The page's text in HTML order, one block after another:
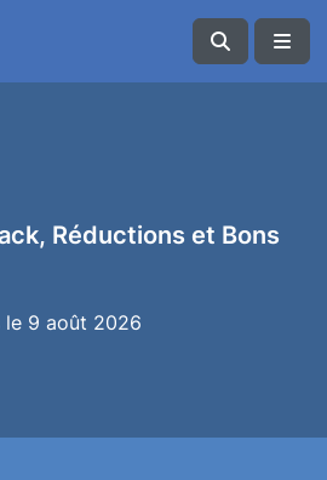
Réductions et Bons
le 9 août 2026